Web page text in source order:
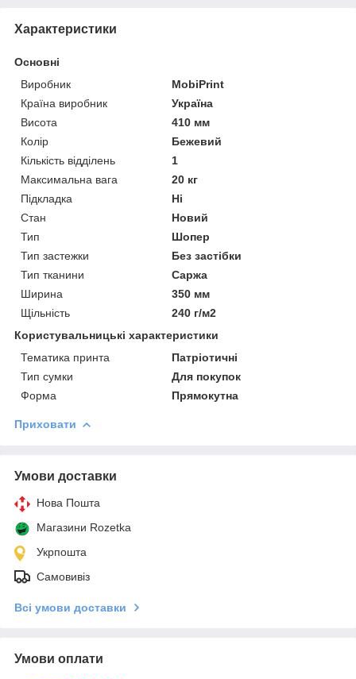
Характеристики
Основні
Виробник
MobiPrint
Країна виробник
Україна
Висота
410 мм
Колір
Бежевий
Кількість відділень
1
Максимальна вага
20 кг
Підкладка
Ні
Стан
Новий
Тип
Шопер
Тип застежки
Без застібки
Тип тканини
Саржа
Ширина
350 мм
Щільність
240 г/м2
Користувальницькі характеристики
Тематика принта
Патріотичні
Тип сумки
Для покупок
Форма
Прямокутна
Приховати
Умови доставки
Нова Пошта
Магазини Rozetka
Укрпошта
Самовивіз
Всі умови доставки
Умови оплати